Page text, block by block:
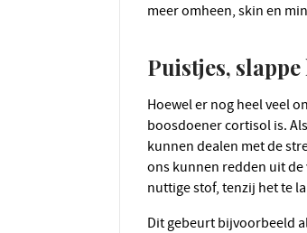
meer omheen, skin en
Puistjes,
Hoewel er nog heel veel onderzoek gedaan moet worden, weten we inmiddels wel dat de grote
boosdoener cortisol is.
kunnen dealen met de
ons kunnen redden uit
nuttige stof, tenzij het te
Dit gebeurt bijvoorbeeld als regelmatig je dag en nacht ritme verstoord wordt of als je last hebt